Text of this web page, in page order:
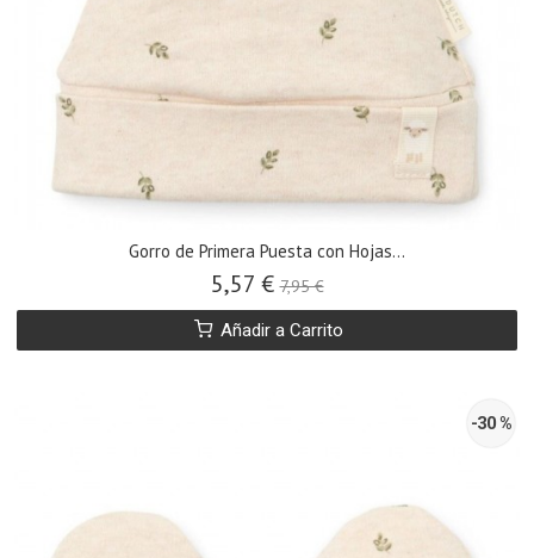
Gorro de Primera Puesta con Hojas...
5,57 €7,95 €
Añadir a Carrito
-30 %